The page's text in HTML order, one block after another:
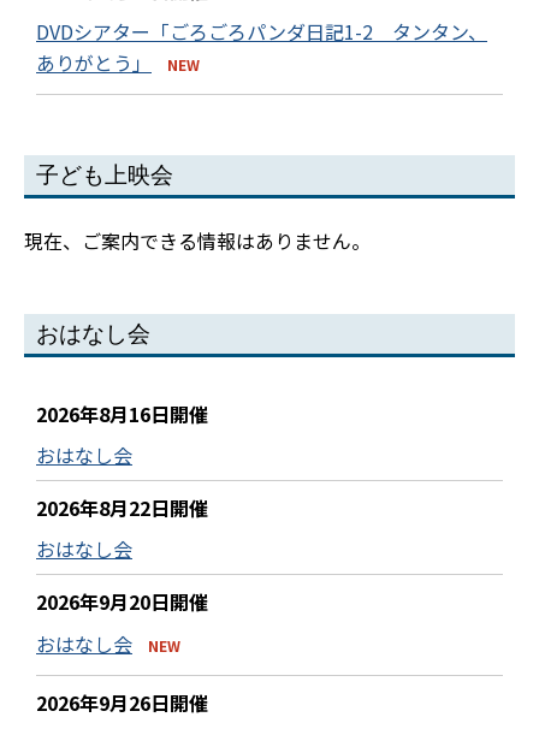
DVDシアター「ごろごろパンダ日記1-2 タンタン、
ありがとう」
NEW
子ども上映会
現在、ご案内できる情報はありません。
おはなし会
2026年8月16日開催
おはなし会
2026年8月22日開催
おはなし会
2026年9月20日開催
おはなし会
NEW
2026年9月26日開催